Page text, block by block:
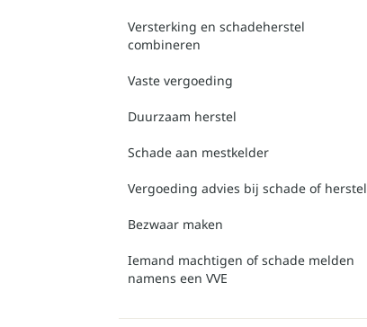
Versterking en schadeherstel
combineren
Vaste vergoeding
Duurzaam herstel
Schade aan mestkelder
Vergoeding advies bij schade of herstel
Bezwaar maken
Iemand machtigen of schade melden
namens een VVE